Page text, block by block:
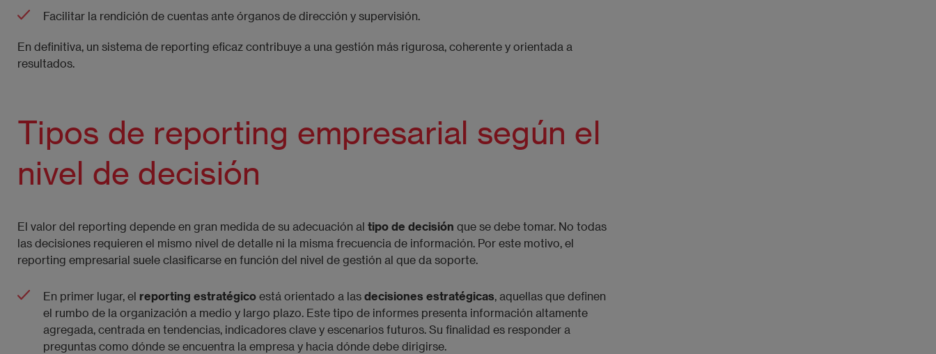
Facilitar la rendición de cuentas ante órganos de dirección y supervisión.
En definitiva, un sistema de reporting eficaz contribuye a una gestión más rigurosa, coherente y orientada a
resultados.
Tipos de reporting empresarial según el
nivel de decisión
El valor del reporting depende en gran medida de su adecuación al tipo de decisión que se debe tomar. No todas
las decisiones requieren el mismo nivel de detalle ni la misma frecuencia de información. Por este motivo, el
reporting empresarial suele clasificarse en función del nivel de gestión al que da soporte.
En primer lugar, el reporting estratégico está orientado a las decisiones estratégicas, aquellas que definen
el rumbo de la organización a medio y largo plazo. Este tipo de informes presenta información altamente
agregada, centrada en tendencias, indicadores clave y escenarios futuros. Su finalidad es responder a
preguntas como dónde se encuentra la empresa y hacia dónde debe dirigirse.